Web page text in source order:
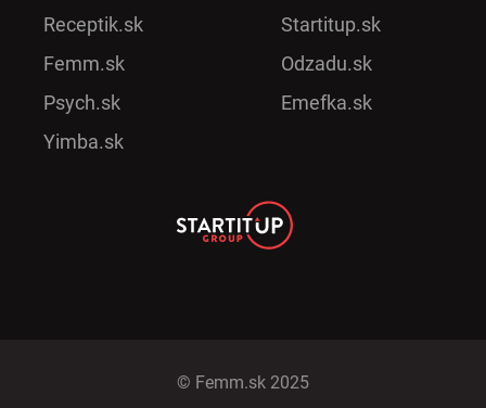
Receptik.sk
Femm.sk
Psych.sk
Yimba.sk
Startitup.sk
Odzadu.sk
Emefka.sk
© Femm.sk 2025